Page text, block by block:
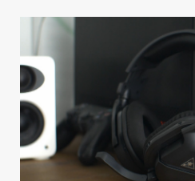
KAUPPA
VAIHDA TEEMA
HAKU